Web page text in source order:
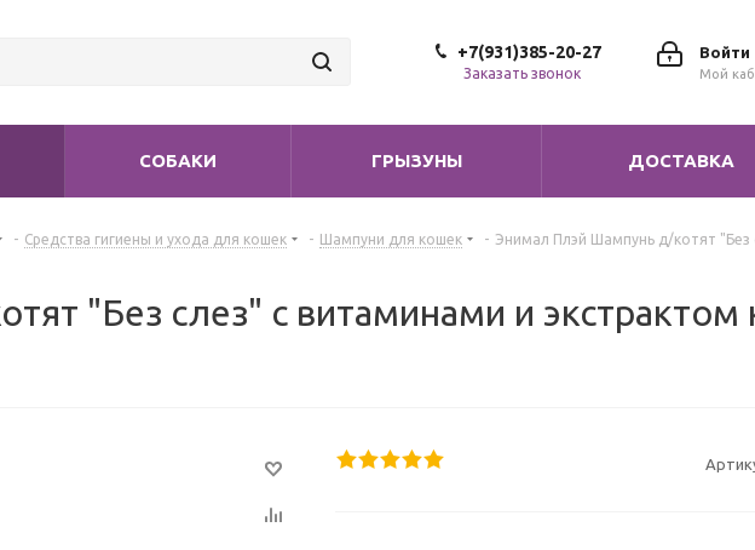
Войти
Мой
+7(931)385-20-27
Заказать звонок
СОБАКИ ГРЫЗУНЫ ДОСТАВКА
- Средства гигиены и ухода для кошек - Шампуни для кошек - Энимал Плэй Шампунь д/котят "Без
"Без слез" с витаминами и экстрактом